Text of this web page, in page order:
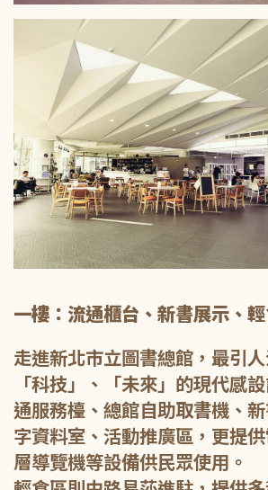
一樓：流通櫃台、新書展示、
走進新北市立圖書總館，最引
「科技」、「未來」的現代感
通服務檯、總館自助取書機、
字資料室、活動推廣區，更提
層導覽機等設備供民眾使用。